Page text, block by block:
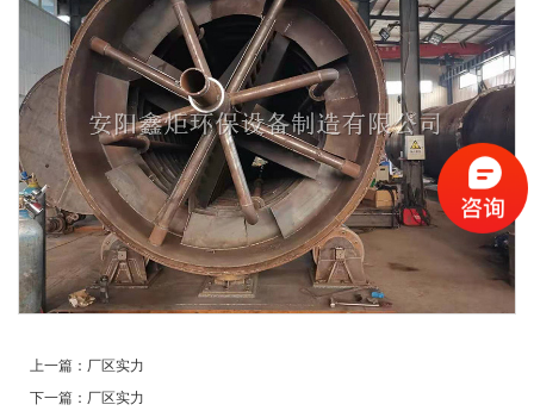
上一篇： 厂区实力
下一篇： 厂区实力